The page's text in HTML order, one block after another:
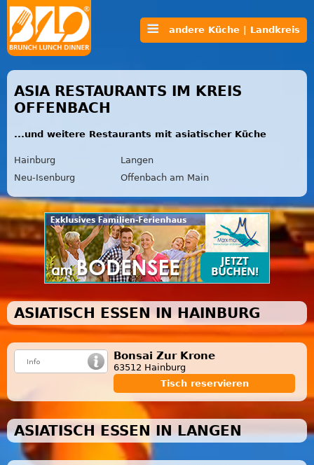
andere Küche | Landkreis
ASIA RESTAURANTS IM KREIS
OFFENBACH
...und weitere Restaurants mit asiatischer Küche
Hainburg
Langen
Neu-Isenburg
Offenbach am Main
ASIATISCH ESSEN IN HAINBURG
Bonsai Zur Krone
63512 Hainburg
Tisch reservieren
ASIATISCH ESSEN IN LANGEN